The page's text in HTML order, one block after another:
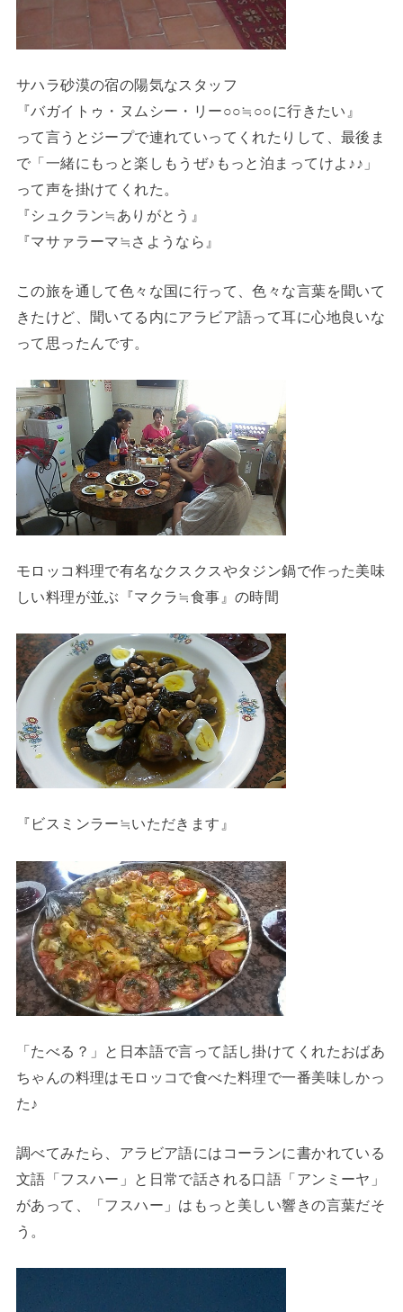
サハラ砂漠の宿の陽気なスタッフ
『バガイトゥ・ヌムシー・リー○○≒○○に行きたい』
って言うとジープで連れていってくれたりして、最後ま
で「一緒にもっと楽しもうぜ♪もっと泊まってけよ♪♪」
って声を掛けてくれた。
『シュクラン≒ありがとう』
『マサァラーマ≒さようなら』
この旅を通して色々な国に行って、色々な言葉を聞いて
きたけど、聞いてる内にアラビア語って耳に心地良いな
って思ったんです。
モロッコ料理で有名なクスクスやタジン鍋で作った美味
しい料理が並ぶ『マクラ≒食事』の時間
『ビスミンラー≒いただきます』
「たべる？」と日本語で言って話し掛けてくれたおばあ
ちゃんの料理はモロッコで食べた料理で一番美味しかっ
た♪
調べてみたら、アラビア語にはコーランに書かれている
文語「フスハー」と日常で話される口語「アンミーヤ」
があって、「フスハー」はもっと美しい響きの言葉だそ
う。